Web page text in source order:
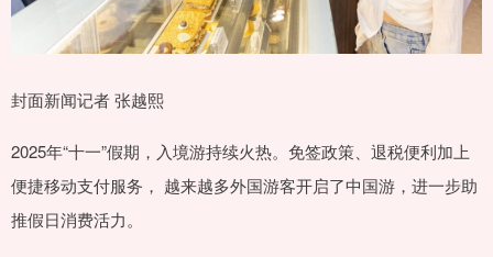
封面新闻记者 张越熙
2025年“十一”假期，入境游持续火热。免签政策、退税便利加上
便捷移动支付服务， 越来越多外国游客开启了中国游，进一步助
推假日消费活力。